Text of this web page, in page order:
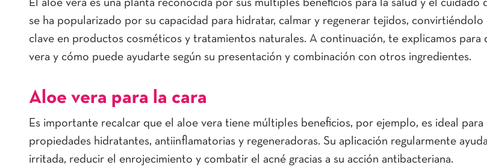
El aloe vera es una planta reconocida por sus múltiples beneficios para la salud y el cuidado
se ha popularizado por su capacidad para hidratar, calmar y regenerar tejidos,
clave en productos cosméticos y tratamientos naturales. A continuación, te explicamos para
vera y cómo puede ayudarte según su presentación y combinación con otros ingredientes.
Aloe vera para la cara
Es importante recalcar que el aloe vera tiene múltiples beneficios, por ejemplo, es ideal
propiedades hidratantes, antiinflamatorias y regeneradoras. Su aplicación regularmente
irritada, reducir el enrojecimiento y combatir el acné gracias a su acción antibacteriana.